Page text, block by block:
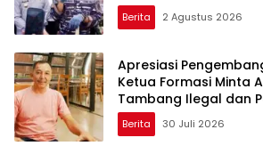
Berita 2 Agustus 2026
Apresiasi
Ketua Formasi Minta
Tambang Ilegal dan
Perizinan di Gambor
Berita 30 Juli 2026